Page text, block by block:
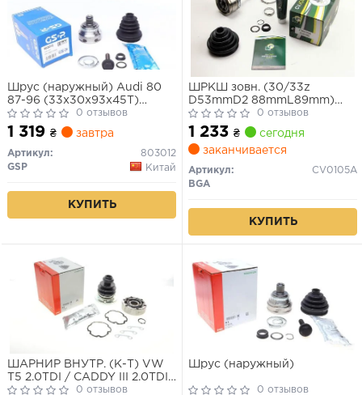
Шрус (наружный) Audi 80
87-96 (33x30x93x45T)
(+ABS)
0 отзывов
1 319 ₴ завтра
Артикул:
803012
GSP
Китай
КУПИТЬ
ШРКШ зовн. (30/33z
D53mmD2 88mmL89mm)
VW A4 B5/A6 C5/PASSAT
B5/SUPERB I 95-08
+ABS45zD81mm
0 отзывов
1 233 ₴
сегодня
заканчивается
Артикул:
CV0105A
BGA
КУПИТЬ
ШАРНИР ВНУТР. (К-Т) VW
T5 2.0TDI / CADDY III 2.0TDI
/ AUDI 80/100/PASSAT 1,9-
0 отзывов
Шрус (наружный)
0 отзывов